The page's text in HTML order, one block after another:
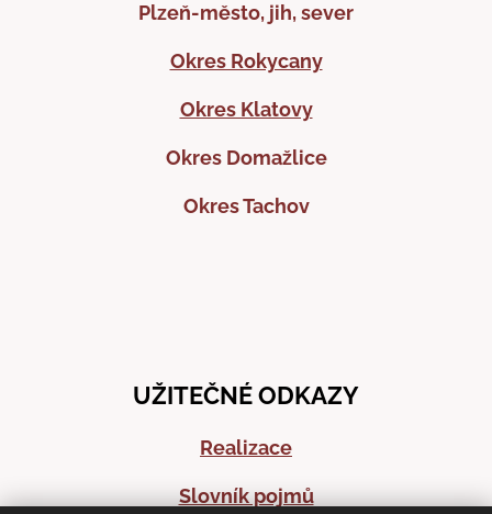
Plzeň-město, jih, sever
Okres Rokycany
Okres Klatovy
Okres Domažlice
Okres Tachov
UŽITEČNÉ ODKAZY
Realizace
Slovník pojmů